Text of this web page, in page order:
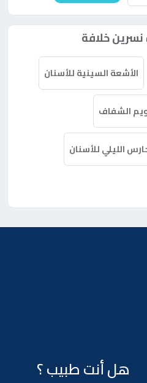
خلافة
الأشعة السينية للأسنان
الشفاف
الليلي للأسنان
هل أنت طبيب ؟